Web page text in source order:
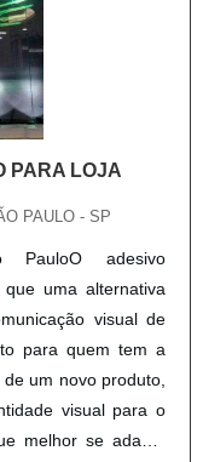
Esse tipo
e durabilidade dos
substituições
com suas
poupar gastos
para a Top Quality
de qualidade.
multidisciplinar de
vasta experiência
internos para
Escritório de alta
Processos de
de última
DO
PARA LOJA
PAULO - SP
PauloO adesivo
uma alternativa
visual de
para quem tem a
um novo produto,
visual para o
melhor se adapta